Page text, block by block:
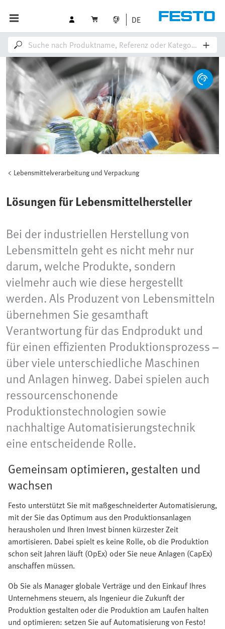
DE
Lebensmittelverarbeitung und Verpackung
Lösungen für Lebensmittelhersteller
Bei der industriellen Herstellung von
Lebensmitteln geht es nicht mehr nur
darum, welche Produkte, sondern
vielmehr auch wie diese hergestellt
werden. Als Produzent von Lebensmitteln
übernehmen Sie gesamthaft
Verantwortung für das Endprodukt und
für einen effizienten Produktionsprozess –
über viele unterschiedliche Maschinen
und Anlagen hinweg. Dabei spielen auch
ressourcenschonende
Produktionstechnologien sowie
nachhaltige Automatisierungstechnik
eine entscheidende Rolle.
Gemeinsam optimieren, gestalten und
wachsen
Festo unterstützt Sie mit maßgeschneiderter Automatisierung,
mit der Sie das Optimum aus den Produktionsanlagen
herausholen und Ihren Invest binnen kürzester Zeit
amortisieren. Dabei spielt es keine Rolle, ob die Produktion
schon seit Jahren läuft (OpEx) oder Sie neue Anlagen (CapEx)
anschaffen müssen.
Ob Sie als Manager globale Verträge und den Einkauf Ihres
Unternehmens steuern, als Ingenieur die Zukunft der
Produktion gestalten oder die Produktion am Laufen halten
und optimieren: setzen Sie auf Automatisierung von Festo!